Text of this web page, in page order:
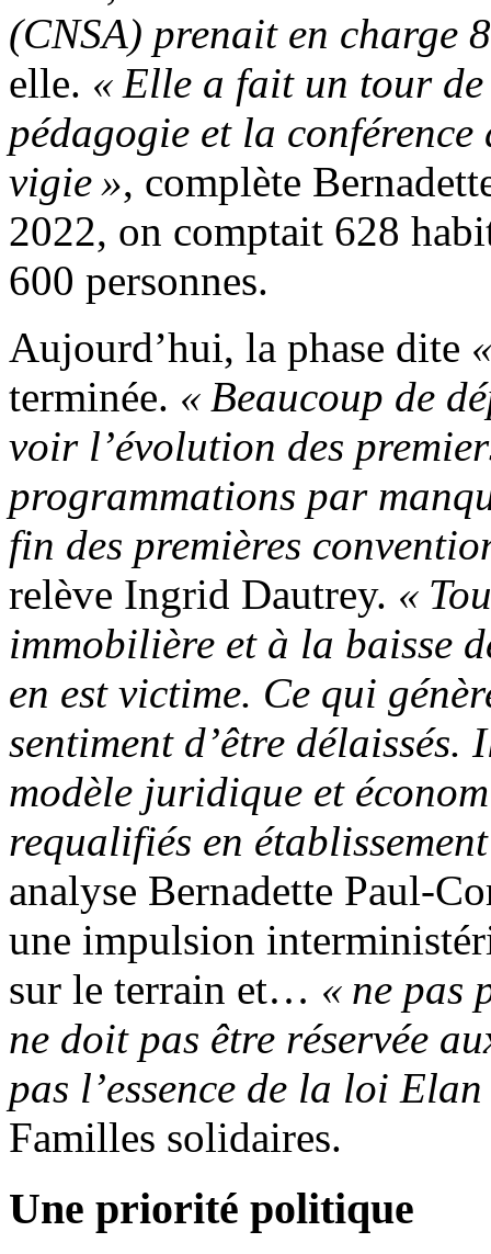
(CNSA) prenait en charge
elle. « Elle a fait un tour
pédagogie et la
vigie », complète
2022, on comptait 628
600 personnes.
Aujourd’hui, la phase dite
terminée. « Beaucoup de
voir l’évolution des
programmations par
fin des premières
relève Ingrid Dautrey. «
immobilière et à la baisse
en est victime. Ce qui
sentiment d’être
modèle juridique et
requalifiés en
analyse Bernadette Paul-
une impulsion
sur le terrain et… « ne pas
ne doit pas être réservée
pas l’essence de la loi Elan
Familles solidaires.
Une priorité politique